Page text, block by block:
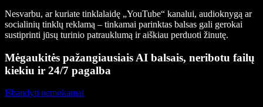
Nesvarbu, ar kuriate tinklalaidę „YouTube“ kanalui, audioknygą ar
socialinių tinklų reklamą – tinkamai parinktas balsas gali gerokai
sustiprinti jūsų turinio patrauklumą ir aiškiau perduoti žinutę.
Mėgaukitės pažangiausiais AI balsais, neribotu failų
kiekiu ir 24/7 pagalba
Išbandyti nemokamai